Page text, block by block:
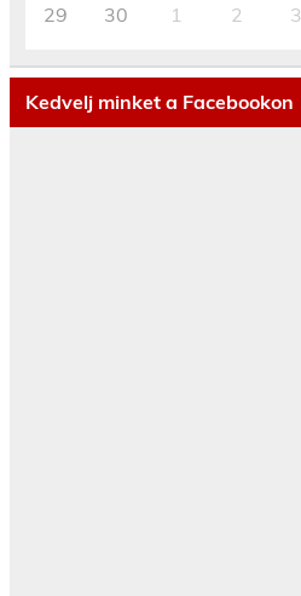
29 30 1 2 3
Kedvelj minket a Facebookon